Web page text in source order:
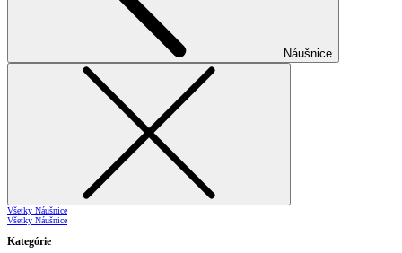
Náušnice
Všetky Náušnice
Všetky Náušnice
Kategórie